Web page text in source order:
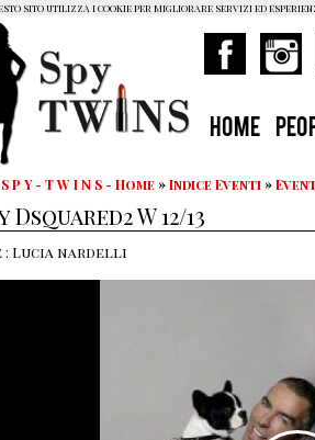
HOME
S P Y - T W I N S - Home »Indice Eventi »
W 12/13
: Lucia nardelli
sito utilizza i cookie per migliorare servizi ed